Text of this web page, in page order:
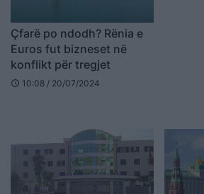
Çfarë po ndodh? Rënia e
Euros fut bizneset në
konflikt për tregjet
schedule 10:08 / 20/07/2024